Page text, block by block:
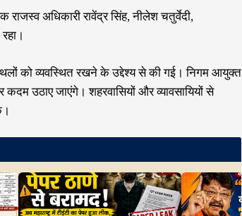
अधिकारी रावेंद्र सिंह, नीलेश चतुर्वेदी,
को व्यवस्थित रखने के उद्देश्य से की गई। निगम आयुक्त
उठाए जाएंगे। शहरवासियों और व्यावसायियों से